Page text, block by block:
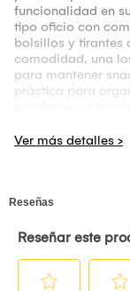
funcionalidad en
tipo oficio con
bolsillos y tirantes
comodidad, una
para mantener
práctica para
profundidad,
cm de largo × 11
materiales
descripción más